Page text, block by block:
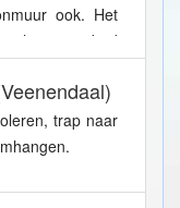
ook. Het
het zwembad
trap naar